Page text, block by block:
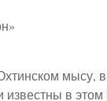
мысу,
в